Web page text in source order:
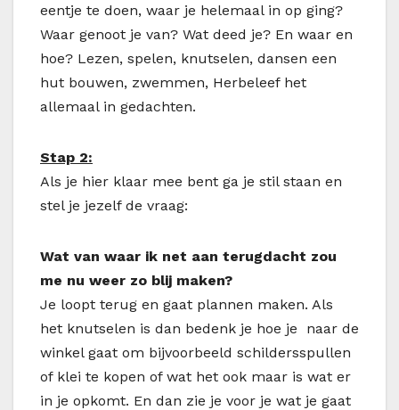
eentje te doen, waar je helemaal in op ging?
Waar genoot je van? Wat deed je? En waar en
hoe? Lezen, spelen, knutselen, dansen een
hut bouwen, zwemmen, Herbeleef het
allemaal in gedachten.
Stap 2:
Als je hier klaar mee bent ga je stil staan en
stel je jezelf de vraag:
Wat van waar ik net aan terugdacht zou
me nu weer zo blij maken?
Je loopt terug en gaat plannen maken. Als
het knutselen is dan bedenk je hoe je naar de
winkel gaat om bijvoorbeeld schildersspullen
of klei te kopen of wat het ook maar is wat er
in je opkomt. En dan zie je voor je wat je gaat